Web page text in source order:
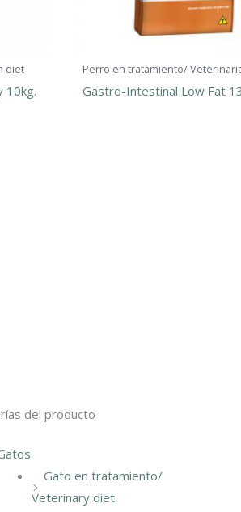
diet
10kg.
Perro en tratamiento/
Gastro-Intestinal Low Fat
del producto
Gato en tratamiento/
Veterinary diet